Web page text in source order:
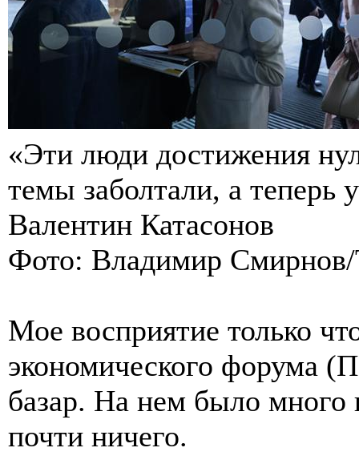
«Эти люди достижения
темы заболтали, а теперь
Валентин Катасонов
Фото: Владимир
Мое восприятие только
экономического форума
базар. На нем было
почти ничего.